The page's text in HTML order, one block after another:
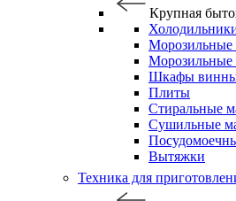
Крупная
Морозильные
Морозильные
Шкафы
Плиты
Стиральные
Сушильные
Вытяжки
Техника для